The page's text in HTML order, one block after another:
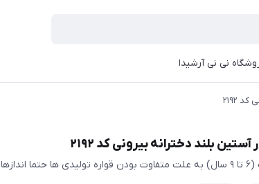
نی نی آرشیدا
۲۱۹۲
آستین بلند دخترانه بیرونی کد ۲۱۹۲
چک شود